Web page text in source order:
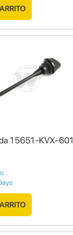
15651-KVX-601